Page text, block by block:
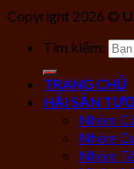
Copyright 2026 ©
Tìm kiếm:
TRANG CHỦ
HẢI SẢN
Nhóm
Nhóm
Nhóm